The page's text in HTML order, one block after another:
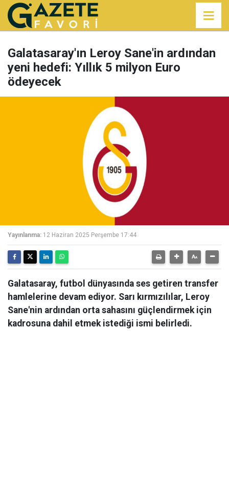
Galatasaray'ın Leroy Sane'in ardından
yeni hedefi: Yıllık 5 milyon Euro
ödeyecek
Yayınlanma: 12 Haziran 2025 Perşembe 17:44
Galatasaray, futbol dünyasında ses getiren transfer
hamlelerine devam ediyor. Sarı kırmızılılar, Leroy
Sane'nin ardından orta sahasını güçlendirmek için
kadrosuna dahil etmek istediği ismi belirledi.